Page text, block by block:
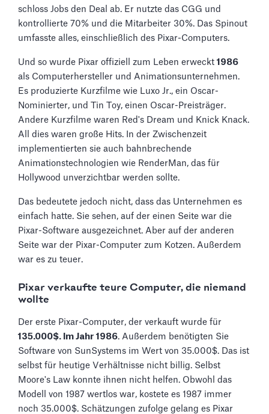
schloss Jobs den Deal ab. Er nutzte das CGG und
kontrollierte 70% und die Mitarbeiter 30%. Das Spinout
umfasste alles, einschließlich des Pixar-Computers.
Und so wurde Pixar offiziell zum Leben erweckt 1986
als Computerhersteller und Animationsunternehmen.
Es produzierte Kurzfilme wie Luxo Jr., ein Oscar-
Nominierter, und Tin Toy, einen Oscar-Preisträger.
Andere Kurzfilme waren Red's Dream und Knick Knack.
All dies waren große Hits. In der Zwischenzeit
implementierten sie auch bahnbrechende
Animationstechnologien wie RenderMan, das für
Hollywood unverzichtbar werden sollte.
Das bedeutete jedoch nicht, dass das Unternehmen es
einfach hatte. Sie sehen, auf der einen Seite war die
Pixar-Software ausgezeichnet. Aber auf der anderen
Seite war der Pixar-Computer zum Kotzen. Außerdem
war es zu teuer.
Pixar verkaufte teure Computer, die niemand
wollte
Der erste Pixar-Computer, der verkauft wurde für
135.000$. Im Jahr 1986. Außerdem benötigten Sie
Software von SunSystems im Wert von 35.000$. Das ist
selbst für heutige Verhältnisse nicht billig. Selbst
Moore's Law konnte ihnen nicht helfen. Obwohl das
Modell von 1987 wertlos war, kostete es 1987 immer
noch 35.000$. Schätzungen zufolge gelang es Pixar